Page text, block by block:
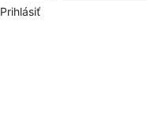
Prihlásiť